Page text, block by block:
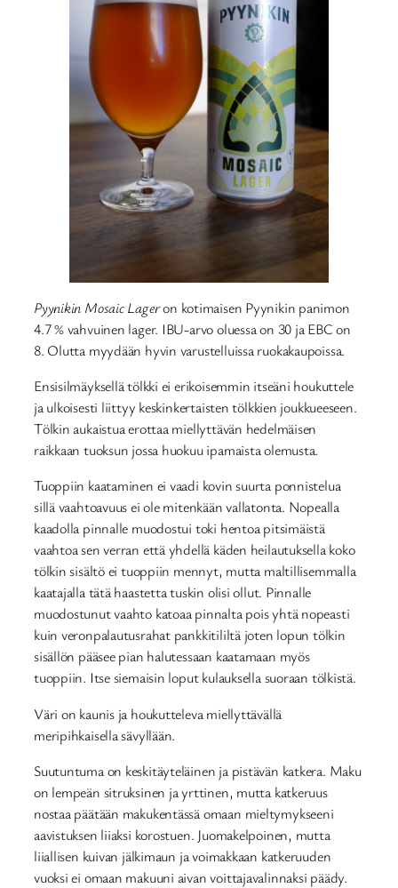
Pyynikin Mosaic Lageron kotimaisen Pyynikin panimon
4.7 % vahvuinen lager. IBU-arvo oluessa on 30 ja EBC on
8. Olutta myydään hyvin varustelluissa ruokakaupoissa.
Ensisilmäyksellä tölkki ei erikoisemmin itseäni houkuttele
ja ulkoisesti liittyy keskinkertaisten tölkkien joukkueeseen.
Tölkin aukaistua erottaa miellyttävän hedelmäisen
raikkaan tuoksun jossa huokuu ipamaista olemusta.
Tuoppiin kaataminen ei vaadi kovin suurta ponnistelua
sillä vaahtoavuus ei ole mitenkään vallatonta. Nopealla
kaadolla pinnalle muodostui toki hentoa pitsimäistä
vaahtoa sen verran että yhdellä käden heilautuksella koko
tölkin sisältö ei tuoppiin mennyt, mutta maltillisemmalla
kaatajalla tätä haastetta tuskin olisi ollut. Pinnalle
muodostunut vaahto katoaa pinnalta pois yhtä nopeasti
kuin veronpalautusrahat pankkitililtä joten lopun tölkin
sisällön pääsee pian halutessaan kaatamaan myös
tuoppiin. Itse siemaisin loput kulauksella suoraan tölkistä.
Väri on kaunis ja houkutteleva miellyttävällä
meripihkaisella sävyllään.
Suutuntuma on keskitäyteläinen ja pistävän katkera. Maku
on lempeän sitruksinen ja yrttinen, mutta katkeruus
nostaa päätään makukentässä omaan mieltymykseeni
aavistuksen liiaksi korostuen. Juomakelpoinen, mutta
liiallisen kuivan jälkimaun ja voimakkaan katkeruuden
vuoksi ei omaan makuuni aivan voittajavalinnaksi päädy.